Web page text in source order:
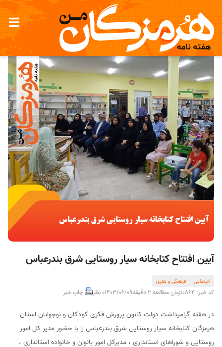
آیین افتتاح کتابخانه سیار روستایی شرق بندرعباس
اجتماعی فرهنگی و هنری
کد خبر: 10864 زمان مطالعه 2 دقیقه 1403/06/090 نظر چاپ خبر
در هفته گرامیداشت دولت کانون پرورش فکری کودکان و نوجوانان استان
هرمزگان کتابخانه سیار روستایی شرق بندرعباس را با حضور مدیر کل امور
روستایی و شوراهای استانداری ، مدیرکل امور بانوان و خانواده استانداری ،